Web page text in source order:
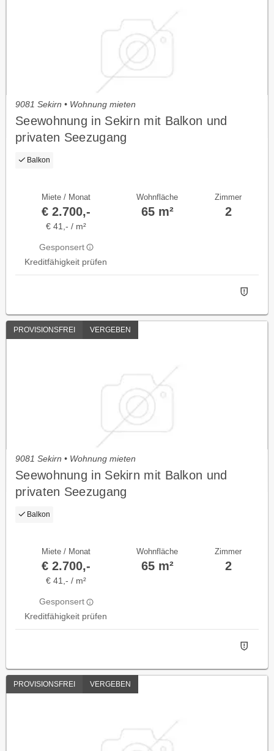
9081 Sekirn • Wohnung mieten
Seewohnung in Sekirn mit Balkon und
privaten Seezugang
Balkon
Miete / Monat
€ 2.700,-
€ 41,- / m²
Gesponsert
Kreditfähigkeit prüfen
Wohnfläche
65 m²
Zimmer
2
PROVISIONSFREI VERGEBEN
9081 Sekirn • Wohnung mieten
Seewohnung in Sekirn mit Balkon und
privaten Seezugang
Balkon
Miete / Monat
€ 2.700,-
€ 41,- / m²
Gesponsert
Kreditfähigkeit prüfen
Wohnfläche
65 m²
Zimmer
2
PROVISIONSFREI VERGEBEN